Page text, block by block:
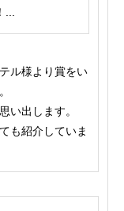
ル様より賞をい
い出します。
も紹介していま